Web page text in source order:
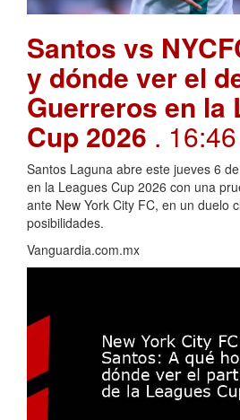
Santos vs
y dónde ver el
Guerreros en la
Cup 2026 . 16:46
Santos Laguna abre este jueves 6
en la Leagues Cup 2026 con una
ante New York City FC, en un duelo
posibilidades.
Vanguardia.com.mx